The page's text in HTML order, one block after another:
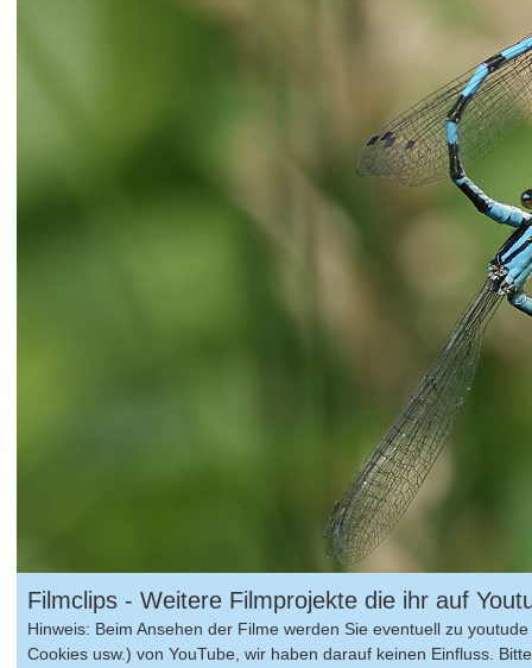
Hinweis: Beim Ansehen der Filme werden Sie eventuell zu
Cookies usw.) von YouTube, wir haben darauf keinen Einfluss.
Filmclips - Weitere Filmprojekte die ihr auf